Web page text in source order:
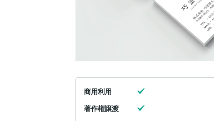
商用利用
著作権譲渡